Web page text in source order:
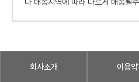
회사소개 이용